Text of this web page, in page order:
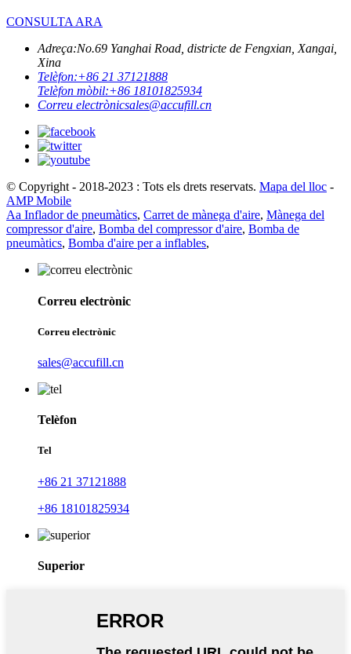
CONSULTA ARA
Adreça:No.69 Yanghai Road, districte de Fengxian, Xangai,
Xina
Telèfon:+86 21 37121888
Telèfon mòbil:+86 18101825934
Correu electrònicsales@accufill.cn
© Copyright - 2018-2023 : Tots els drets reservats. Mapa del lloc -
AMP Mobile
Aa Inflador de pneumàtics, Carret de mànega d'aire, Mànega del
compressor d'aire, Bomba del compressor d'aire, Bomba de
pneumàtics, Bomba d'aire per a inflables,
Correu electrònic
Correu electrònic
sales@accufill.cn
Telèfon
Tel
+86 21 37121888
+86 18101825934
Superior